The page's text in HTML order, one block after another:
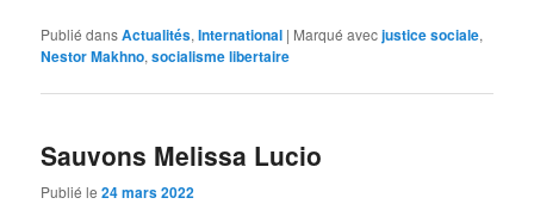
Publié dansActualités,International | Marqué avecjustice sociale,
Nestor Makhno,socialisme libertaire
Sauvons Melissa Lucio
Publié le24 mars 2022